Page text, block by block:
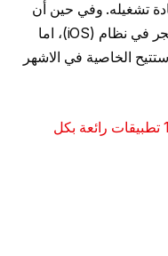
تشغيله. وفي حين أن
(App Lock) متاح فقط لتطبيق مسنجر في نظام (iOS)، اما
الخاصية في الاشهر
افضل برامج للايفون 10 تطبيقات رائعة بكل